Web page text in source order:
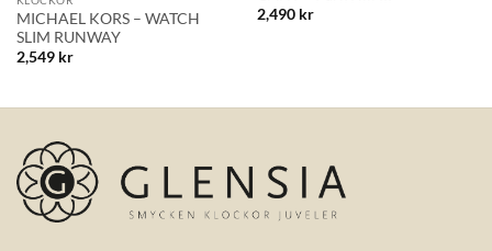
MICHAEL KORS – WATCH
SLIM RUNWAY
2,549 kr
2,490 kr